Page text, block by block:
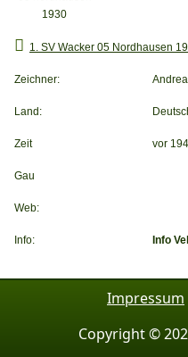
1. SV Wacker 05 Nordhausen
Zeichner:
Land:
Zeit vor
Gau
Web:
Info: Info
Impressum
Copyright ©